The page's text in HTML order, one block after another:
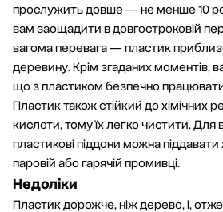
прослужить довше — не менше 10
вам заощадити в довгостроковій
вагома перевага — пластик
деревину. Крім згаданих моментів,
що з пластиком безпечно
Пластик також стійкий до хімічних
кислоти, тому їх легко чистити. Для
пластикові піддони можна піддавати
паровій або гарячій промивці.
Недоліки
Пластик дорожче, ніж дерево, і,